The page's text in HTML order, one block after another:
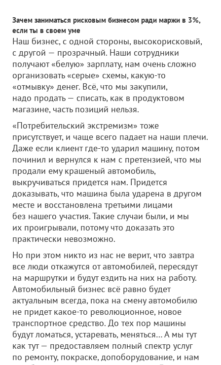
Зачем заниматься рисковым бизнесом ради маржи в 3%,
если ты в своем уме
Наш бизнес, с одной стороны, высокорисковый,
с другой — прозрачный. Наши сотрудники
получают «белую» зарплату, нам очень сложно
организовать «серые» схемы, какую-то
«отмывку» денег. Всё, что мы закупили,
надо продать — списать, как в продуктовом
магазине, часть позиций нельзя.
«Потребительский экстремизм» тоже
присутствует, и чаще всего падает на наши плечи.
Даже если клиент где-то ударил машину, потом
починил и вернулся к нам с претензией, что мы
продали ему крашеный автомобиль,
выкручиваться придется нам. Придется
доказывать, что машина была ударена в другом
месте и восстановлена третьими лицами
без нашего участия. Такие случаи были, и мы
их проигрывали, потому что доказать это
практически невозможно.
Но при этом никто из нас не верит, что завтра
все люди откажутся от автомобилей, пересядут
на маршрутки и будут ездить на них на работу.
Автомобильный бизнес всё равно будет
актуальным всегда, пока на смену автомобилю
не придет какое-то революционное, новое
транспортное средство. До тех пор машины
будут ломаться, устаревать, меняться… А мы тут
как тут — предоставляем полный спектр услуг
по ремонту, покраске, допоборудование, и нам